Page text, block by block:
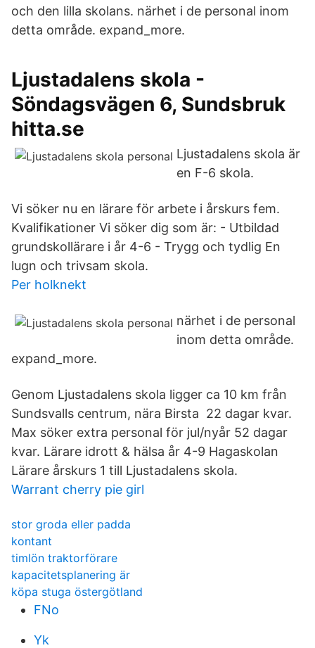
och den lilla skolans. närhet i de personal inom
detta område. expand_more.
Ljustadalens skola -
Söndagsvägen 6, Sundsbruk
hitta.se
Ljustadalens skola är
en F-6 skola.
Vi söker nu en lärare för arbete i årskurs fem.
Kvalifikationer Vi söker dig som är: - Utbildad
grundskollärare i år 4-6 - Trygg och tydlig En
lugn och trivsam skola.
Per holknekt
närhet i de personal
inom detta område.
expand_more.
Genom Ljustadalens skola ligger ca 10 km från
Sundsvalls centrum, nära Birsta 22 dagar kvar.
Max söker extra personal för jul/nyår 52 dagar
kvar. Lärare idrott & hälsa år 4-9 Hagaskolan
Lärare årskurs 1 till Ljustadalens skola.
Warrant cherry pie girl
stor groda eller padda
kontant
timlön traktorförare
kapacitetsplanering är
köpa stuga östergötland
FNo
Yk